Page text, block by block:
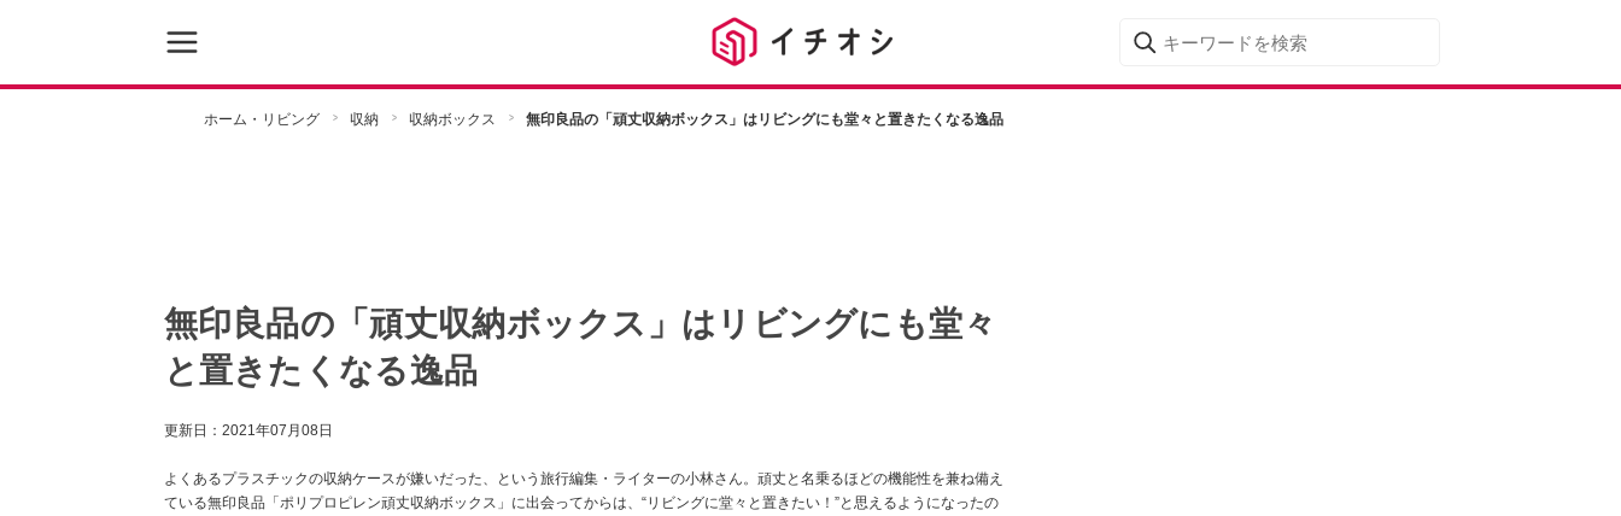
ホーム・リビング 収納 収納ボックス 無印良品の「頑丈収納ボックス」はリビングにも堂々と置きたくなる逸品
無印良品の「頑丈収納ボックス」はリビングにも堂々
と置きたくなる逸品
更新日： 2021年07月08日
よくあるプラスチックの収納ケースが嫌いだった、という旅行編集・ライターの小林さん。頑丈と名乗るほどの機能性を兼ね備え
ている無印良品「ポリプロピレン頑丈収納ボックス」に出会ってからは、“リビングに堂々と置きたい！”と思えるようになったの